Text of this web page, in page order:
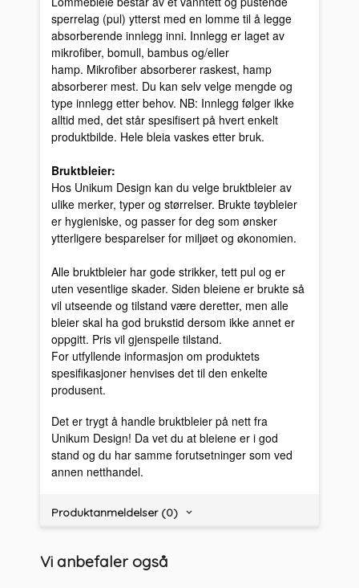
sperrelag (pul) ytterst med en lomme til å legge
absorberende innlegg inni. Innlegg er laget av
mikrofiber, bomull, bambus og/eller
hamp. Mikrofiber absorberer raskest, hamp
absorberer mest. Du kan selv velge mengde og
type innlegg etter behov. NB: Innlegg følger ikke
alltid med, det står spesifisert på hvert enkelt
produktbilde. Hele bleia vaskes etter bruk.
Bruktbleier:
Hos Unikum Design kan du velge bruktbleier av
ulike merker, typer og størrelser. Brukte tøybleier
er hygieniske, og passer for deg som ønsker
ytterligere besparelser for miljøet og økonomien.
Alle bruktbleier har gode strikker, tett pul og er
uten vesentlige skader. Siden bleiene er brukte så
vil utseende og tilstand være deretter, men alle
bleier skal ha god brukstid dersom ikke annet er
oppgitt. Pris vil gjenspeile tilstand.
For utfyllende informasjon om produktets
spesifikasjoner henvises det til den enkelte
produsent.
Det er trygt å handle bruktbleier på nett fra
Unikum Design! Da vet du at bleiene er i god
stand og du har samme forutsetninger som ved
annen netthandel.
Produktanmeldelser (0)
Vi anbefaler også